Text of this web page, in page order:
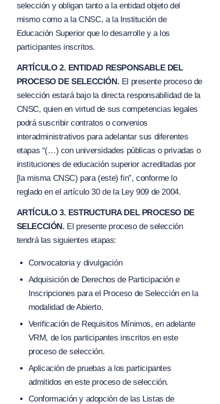
selección y obligan tanto a la entidad objeto del
mismo como a la CNSC, a la Institución de
Educación Superior que lo desarrolle y a los
participantes inscritos.
ARTÍCULO 2. ENTIDAD RESPONSABLE DEL
PROCESO DE SELECCIÓN. El presente proceso de
selección estará bajo la directa responsabilidad de la
CNSC, quien en virtud de sus competencias legales
podrá suscribir contratos o convenios
interadministrativos para adelantar sus diferentes
etapas “(…) con universidades públicas o privadas o
instituciones de educación superior acreditadas por
[la misma CNSC) para (este) fin”, conforme lo
reglado en el artículo 30 de la Ley 909 de 2004.
ARTÍCULO 3. ESTRUCTURA DEL PROCESO DE
SELECCIÓN. El presente proceso de selección
tendrá las siguientes etapas:
Convocatoria y divulgación
Adquisición de Derechos de Participación e
Inscripciones para el Proceso de Selección en la
modalidad de Abierto.
Verificación de Requisitos Mínimos, en adelante
VRM, de los participantes inscritos en este
proceso de selección.
Aplicación de pruebas a los participantes
admitidos en este proceso de selección.
Conformación y adopción de las Listas de